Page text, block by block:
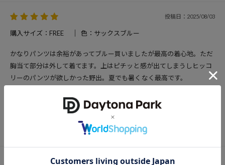
投稿日：2025/08/03
購入サイズ：FREE 色：サックスブルー
かなりパンツは余裕があってブルー買いましたが最高の着心地。ただ
胸当て部分は外して着てます。上はピチッと感が出てしまうしヒッコ
リーのパンツが欲しかった野出。夏でも暑くなく最高です。
160cm 60～64kg 24.5cm
投稿日：2025/06/10